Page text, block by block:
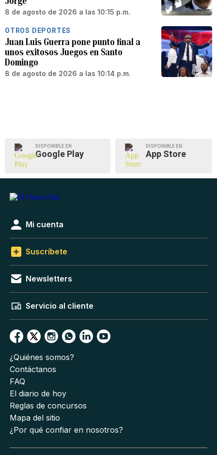
8 de agosto de 2026 a las 10:15 p.m.
OTROS DEPORTES
Juan Luis Guerra pone punto final a
unos exitosos Juegos en Santo
Domingo
8 de agosto de 2026 a las 10:14 p.m.
DISPONIBLE EN
Google Play
DISPONIBLE EN
App Store
Mi cuenta
Suscríbete
Newsletters
Servicio al cliente
¿Quiénes somos?
Contáctanos
FAQ
El diario de hoy
Reglas de concursos
Mapa del sitio
¿Por qué confiar en nosotros?